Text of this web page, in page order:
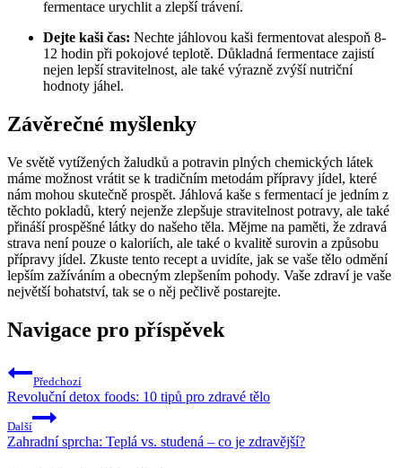
fermentace urychlit a zlepší trávení.
Dejte kaši čas: Nechte jáhlovou kaši fermentovat alespoň 8-
12 hodin při pokojové teplotě. Důkladná fermentace zajistí
nejen lepší stravitelnost, ale také výrazně zvýší nutriční
hodnoty jáhel.
Závěrečné myšlenky
Ve světě vytížených žaludků a potravin plných chemických látek
máme možnost vrátit se k tradičním metodám přípravy jídel, které
nám mohou skutečně prospět. Jáhlová kaše s fermentací je jedním z
těchto pokladů, který nejenže zlepšuje stravitelnost potravy, ale také
přináší prospěšné látky do našeho těla. Mějme na paměti, že zdravá
strava není pouze o kaloriích, ale také o kvalitě surovin a způsobu
přípravy jídel. Zkuste tento recept a uvidíte, jak se vaše tělo odmění
lepším zažíváním a obecným zlepšením pohody. Vaše zdraví je vaše
největší bohatství, tak se o něj pečlivě postarejte.
Navigace pro příspěvek
Předchozí
Revoluční detox foods: 10 tipů pro zdravé tělo
Další
Zahradní sprcha: Teplá vs. studená – co je zdravější?